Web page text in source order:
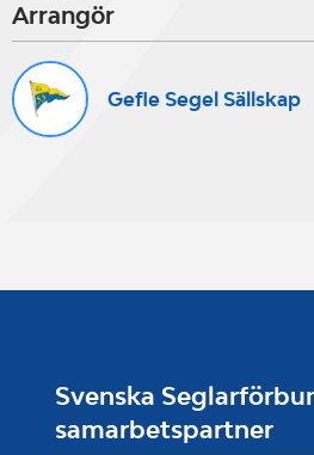
Arrangör
Gefle Segel Sällskap
Svenska
samarbetspartner